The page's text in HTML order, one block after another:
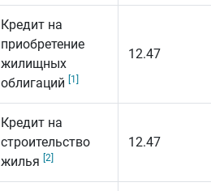
Кредит на
приобретение
жилищных
облигаций
[1]
12.47
Кредит на
строительство
жилья [2]
12.47